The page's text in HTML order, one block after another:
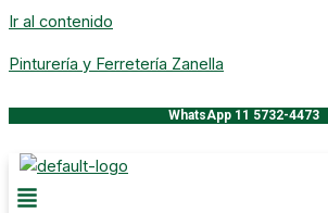
Ir al contenido
Pinturería y Ferretería Zanella
WhatsApp 11 5732-4473